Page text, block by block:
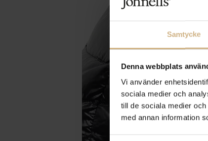
Samtycke
Denna webbplats
Vi använder
sociala medier och
till de sociala medier
med annan information